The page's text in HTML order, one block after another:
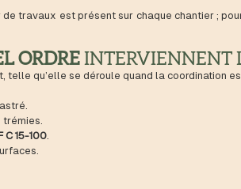
de travaux est présent sur chaque chantier ;
ORDRE INTERVIENNENT
telle qu’elle se déroule quand la coordination
trémies.
C 15-100.